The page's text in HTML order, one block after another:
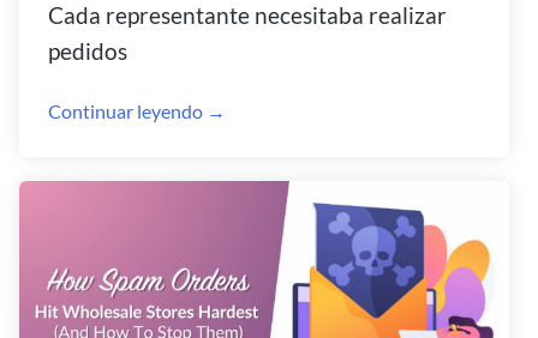
Cada representante necesitaba realizar
pedidos
Continuar leyendo →